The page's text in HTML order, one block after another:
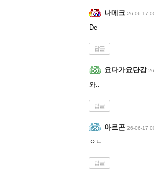
나메크 26-06-17
De
답글
요다가요단강
와..
답글
아르곤 26-06-17
ㅇㄷ
답글